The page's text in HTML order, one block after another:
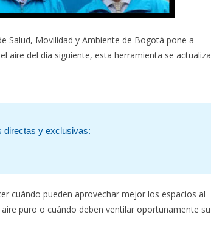
Salud, Movilidad y Ambiente de Bogotá pone a
aire del día siguiente, esta herramienta se actualiza
directas y exclusivas:
cuándo pueden aprovechar mejor los espacios al
puro o cuándo deben ventilar oportunamente su